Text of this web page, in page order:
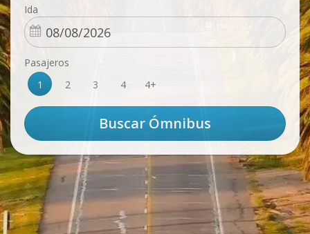
Ida
Pasajeros
1
2 3 4 4+